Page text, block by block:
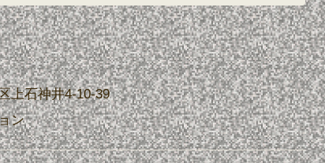
上石神井4-10-39
ン